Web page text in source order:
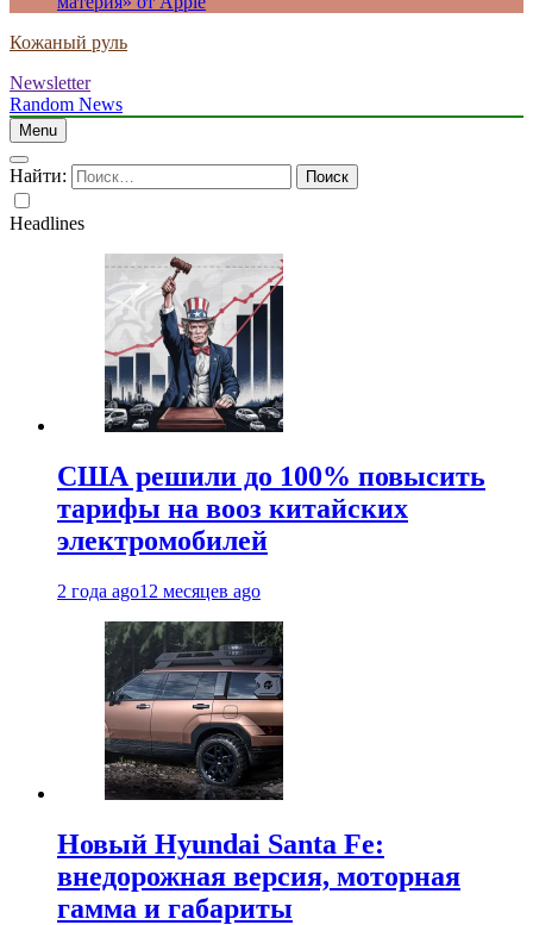
Кожаный руль
Newsletter
Random News
Menu
Найти:
Headlines
США решили до 100% повысить
тарифы на вооз китайских
электромобилей
2 года ago12 месяцев ago
Новый Hyundai Santa Fe:
внедорожная версия, моторная
гамма и габариты